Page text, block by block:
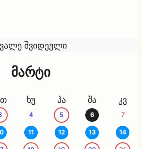
შვიდეული
მარტი
ხუ პა შა კვ
4 5 6 7
11 12 13 14